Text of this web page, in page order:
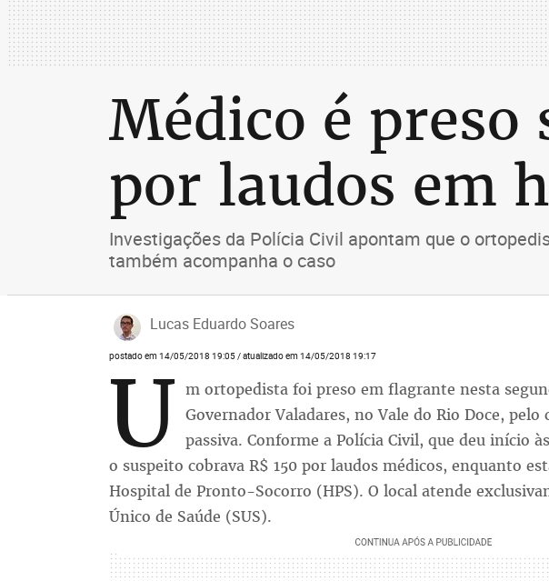
Médico é preso
por laudos em
Investigações da Polícia Civil apontam que o
também acompanha o caso
Lucas Eduardo Soares
postado em 14/05/2018 19:05 / atualizado em 14/05/2018 19:17
U m ortopedista foi preso em flagrante nesta
Governador Valadares, no Vale do Rio Doce, pelo
passiva. Conforme a Polícia Civil, que deu início
o suspeito cobrava R$ 150 por laudos médicos, enquanto
Hospital de Pronto-Socorro (HPS). O local atende
Único de Saúde (SUS).